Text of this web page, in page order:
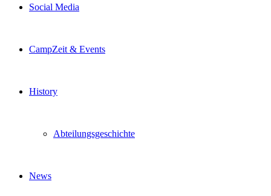
Social Media
CampZeit & Events
History
Abteilungsgeschichte
News